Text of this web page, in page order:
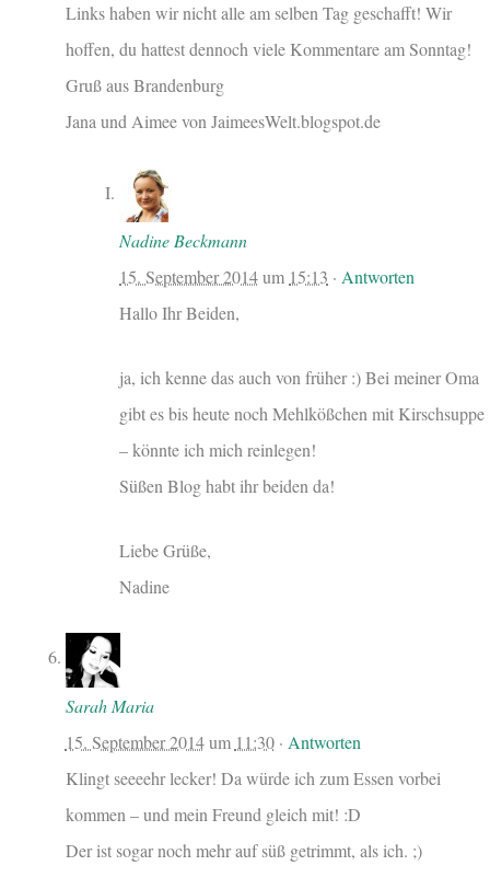
Links haben wir nicht alle am selben Tag geschafft! Wir
hoffen, du hattest dennoch viele Kommentare am Sonntag!
Gruß aus Brandenburg
Jana und Aimee von JaimeesWelt.blogspot.de
Nadine Beckmann
15. September 2014um 15:13 · Antworten
Hallo Ihr Beiden,
ja, ich kenne das auch von früher :) Bei meiner Oma
gibt es bis heute noch Mehlkößchen mit Kirschsuppe
– könnte ich mich reinlegen!
Süßen Blog habt ihr beiden da!
Liebe Grüße,
Nadine
Sarah Maria
15. September 2014um 11:30· Antworten
Klingt seeeehr lecker! Da würde ich zum Essen vorbei
kommen – und mein Freund gleich mit! :D
Der ist sogar noch mehr auf süß getrimmt, als ich. ;)